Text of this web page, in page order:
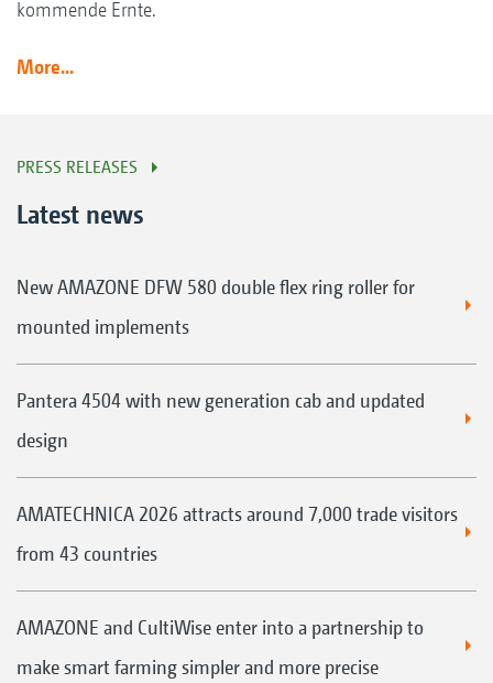
kommende Ernte.
More...
PRESS RELEASES
Latest news
New AMAZONE DFW 580 double flex ring roller for
mounted implements
Pantera 4504 with new generation cab and updated
design
AMATECHNICA 2026 attracts around 7,000 trade visitors
from 43 countries
AMAZONE and CultiWise enter into a partnership to
make smart farming simpler and more precise